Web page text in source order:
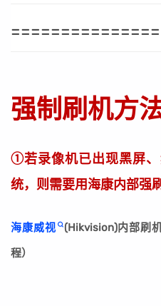
强制刷机方法
①若录像机已出现黑屏
统，则需要用海康内部强
海康威视
(Hikvision)内部刷
程）